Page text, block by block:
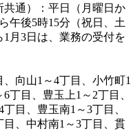
通）：平日（月曜日か
午後5時15分（祝日、土
月3日は、業務の受付を
向山1～4丁目、小竹町1
丁目、豊玉上1～2丁目、
目、豊玉南1～3丁目、
、中村南1～3丁目、貫